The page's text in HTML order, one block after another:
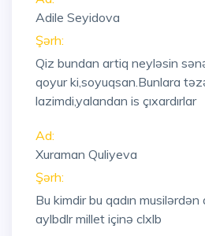
Adile Seyidova
Şərh:
Qiz bundan artiq neyləsin
qoyur ki,soyuqsan.Bunlara
lazimdi,yalandan is çıxardırlar
Ad:
Xuraman Quliyeva
Şərh:
Bu kimdir bu qadın
aylbdlr millet içinə clxlb